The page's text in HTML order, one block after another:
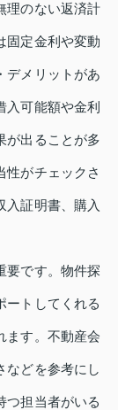
理のない返済計
固定金利や変動
デメリットがあ
入可能額や金利
が出ることが多
性がチェックさ
入証明書、購入
要です。物件探
ートしてくれる
ます。不動産会
などを参考にし
つ担当者がいる